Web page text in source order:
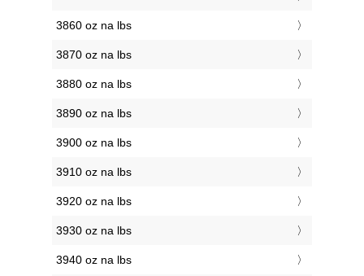
3860 oz na lbs
3870 oz na lbs
3880 oz na lbs
3890 oz na lbs
3900 oz na lbs
3910 oz na lbs
3920 oz na lbs
3930 oz na lbs
3940 oz na lbs